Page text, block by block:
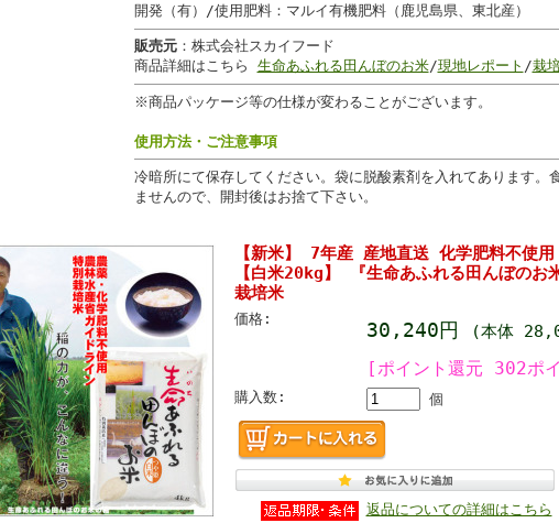
開発（有）/使用肥料：マルイ有機肥料（鹿児島県、東北産）
販売元：株式会社スカイフード
商品詳細はこちら 生命あふれる田んぼのお米/現地レポート /栽
※商品パッケージ等の仕様が変わることがございます。
使用方法・ご注意事項
冷暗所にて保存してください。袋に脱酸素剤を入れてあります。
ませんので、開封後はお捨て下さい。
【新米】 7年産 産地直送 化学肥料不使
【白米20kg】 『生命あふれる田んぼのお
栽培米
価格: 30,240円 (本体
[ポイント還元 302ポ
購入数: 個
返品についての詳細はこちら